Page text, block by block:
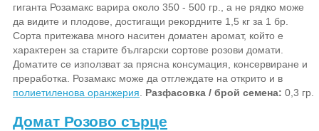
гиганта Розамакс варира около 350 - 500 гр., а не рядко може
да видите и плодове, достигащи рекордните 1,5 кг за 1 бр.
Сорта притежава много наситен доматен аромат, който е
характерен за старите български сортове розови домати.
Доматите се използват за прясна консумация, консервиране и
преработка. Розамакс може да отглеждате на открито и в
полиетиленова оранжерия. Разфасовка / брой семена: 0,3 гр.
Домат Розово сърце